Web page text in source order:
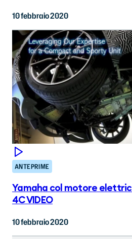
10 febbraio 2020
ANTEPRIME
Yamaha col motore
4C VIDEO
10 febbraio 2020